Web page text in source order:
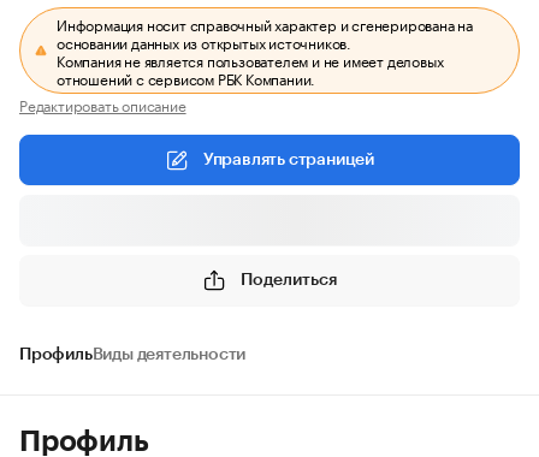
Информация носит справочный характер и сгенерирована на
основании данных из открытых источников.
Компания не является пользователем и не имеет деловых
отношений с сервисом РБК Компании.
Редактировать описание
Управлять страницей
Поделиться
ПрофильВиды деятельности
Профиль